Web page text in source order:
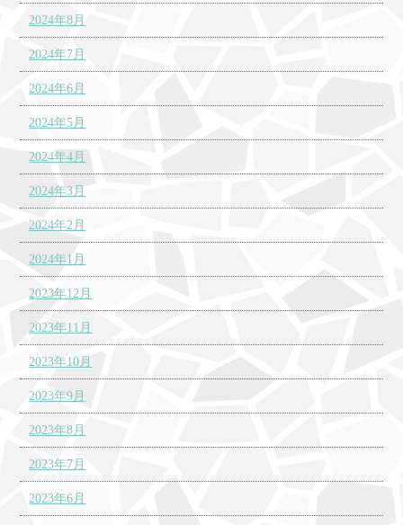
2024年8月
2024年7月
2024年6月
2024年5月
2024年4月
2024年3月
2024年2月
2024年1月
2023年12月
2023年11月
2023年10月
2023年9月
2023年8月
2023年7月
2023年6月